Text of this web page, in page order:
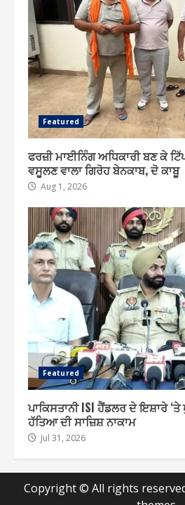
Featured
ਫਰਜ਼ੀ ਮਾਈਨਿੰਗ ਅਧਿਕਾਰੀ ਬਣ ਕੇ
ਵਸੂਲਣ ਵਾਲਾ ਗਿਰੋਹ ਬੇਨਕਾਬ, ਦੋ ਕਾਬੂ
Aug 1, 2026
Featured
ਪਾਕਿਸਤਾਨੀ ISI ਹੈਂਡਲਰ ਦੇ ਇਸ਼ਾਰੇ
ਹੱਤਿਆ ਦੀ ਸਾਜ਼ਿਸ਼ ਨਾਕਾਮ
Jul 31, 2026
Copyright © All rights